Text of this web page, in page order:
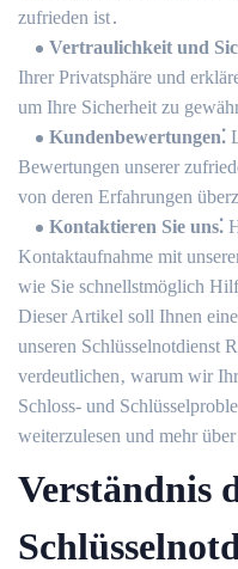
zufrieden ist․
Vertraulichkeit und
Ihrer Privatsphäre und
um Ihre Sicherheit zu
Kundenbewertungen⁚
Bewertungen unserer
von deren Erfahrungen
Kontaktieren Sie uns⁚
Kontaktaufnahme mit
wie Sie schnellstmöglich
Dieser Artikel soll Ihnen
unseren Schlüsselnotdienst
verdeutlichen‚ warum wir
Schloss- und
weiterzulesen und mehr
Verständnis